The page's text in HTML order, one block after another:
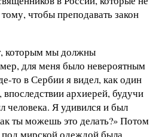
чтобы преподавать закон
которым мы должны
для меня было невероятным
то в Сербии я видел, как один
архиерей, будучи
человека. Я удивился и был
ты можешь это делать?» Потом